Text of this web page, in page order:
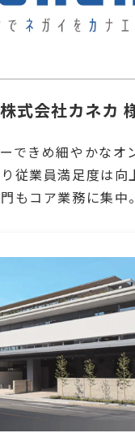
株式会社カネカ
できめ細やかなオ
従業員満足度は向
もコア業務に集中。